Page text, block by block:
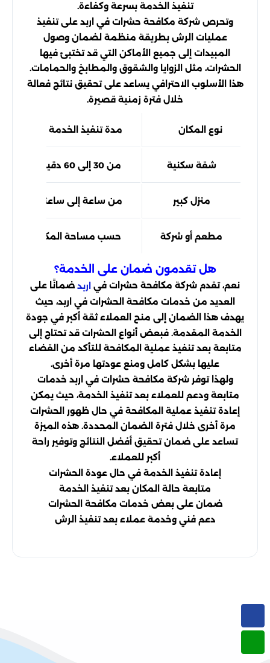
تنفيذ الخدمة بسرعة وكفاءة.
وتحرص شركة مكافحة حشرات في اربد على تنفيذ
عمليات الرش بطريقة منظمة لضمان وصول
المبيدات إلى جميع الأماكن التي قد تختبئ فيها
الحشرات، مثل الزوايا والشقوق والمطابخ والحمامات.
هذا الأسلوب الاحترافي يساعد على تحقيق نتائج فعالة
خلال فترة زمنية قصيرة.
نوع المكان مدة تنفيذ الخدمة
شقة سكنية من 30 إلى 60 دقيقة
منزل كبير من ساعة إلى ساعتين
مطعم أو شركة حسب مساحة المكان
هل تقدمون ضمان على الخدمة؟
نعم، تقدم شركة مكافحة حشرات في اربد ضمانًا على
العديد من خدمات مكافحة الحشرات في اربد، حيث
يهدف هذا الضمان إلى منح العملاء ثقة أكبر في جودة
الخدمة المقدمة. فبعض أنواع الحشرات قد تحتاج إلى
متابعة بعد تنفيذ عملية المكافحة للتأكد من القضاء
عليها بشكل كامل ومنع عودتها مرة أخرى.
ولهذا توفر شركة مكافحة حشرات في اربد خدمات
متابعة ودعم للعملاء بعد تنفيذ الخدمة، حيث يمكن
إعادة تنفيذ عملية المكافحة في حال ظهور الحشرات
مرة أخرى خلال فترة الضمان المحددة. هذه الميزة
تساعد على ضمان تحقيق أفضل النتائج وتوفير راحة
أكبر للعملاء.
إعادة تنفيذ الخدمة في حال عودة الحشرات
متابعة حالة المكان بعد تنفيذ الخدمة
ضمان على بعض خدمات مكافحة الحشرات
دعم فني وخدمة عملاء بعد تنفيذ الرش